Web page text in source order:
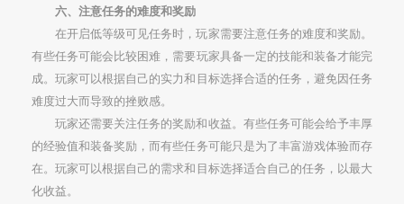
六、注意任务的难度和奖励
在开启低等级可见任务时，玩家需要注意任务的难度和奖励。
有些任务可能会比较困难，需要玩家具备一定的技能和装备才能完
成。玩家可以根据自己的实力和目标选择合适的任务，避免因任务
难度过大而导致的挫败感。
玩家还需要关注任务的奖励和收益。有些任务可能会给予丰厚
的经验值和装备奖励，而有些任务可能只是为了丰富游戏体验而存
在。玩家可以根据自己的需求和目标选择适合自己的任务，以最大
化收益。